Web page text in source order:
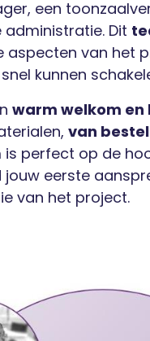
een
Dit
van het
kunnen
warm welkom
van
perfect op de
eerste
van het project.